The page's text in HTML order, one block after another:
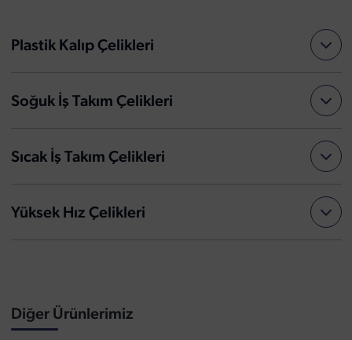
Plastik Kalıp Çelikleri
Soğuk İş Takım Çelikleri
Sıcak İş Takım Çelikleri
Yüksek Hız Çelikleri
Diğer Ürünlerimiz